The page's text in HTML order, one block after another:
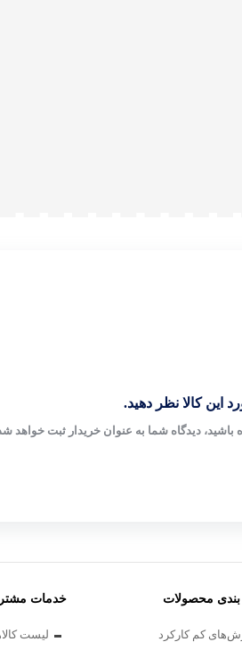
این کالا نظر دهید.
باشید، دیدگاه شما به عنوان خریدار ثبت خواهد
محصولات
کم کارکرد
خدمات
لیست